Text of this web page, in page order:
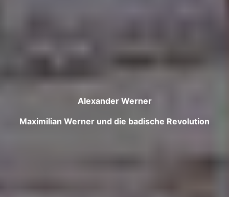
Alexander Werner
Maximilian Werner und die badische Revolution